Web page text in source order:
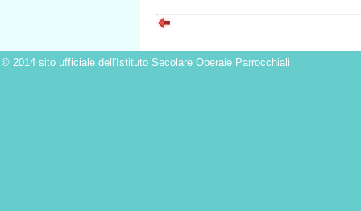
© 2014 sito ufficiale dell'Istituto Secolare Operaie Parrocchiali